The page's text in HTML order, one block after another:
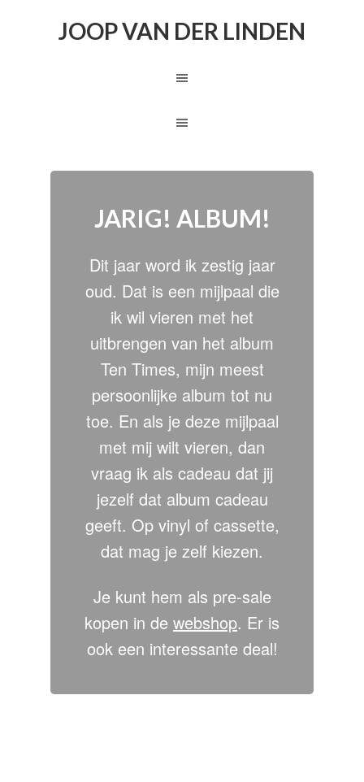
JOOP VAN DER LINDEN
JARIG! ALBUM!
Dit jaar word ik zestig jaar
oud. Dat is een mijlpaal die
ik wil vieren met het
uitbrengen van het album
Ten Times, mijn meest
persoonlijke album tot nu
toe. En als je deze mijlpaal
met mij wilt vieren, dan
vraag ik als cadeau dat jij
jezelf dat album cadeau
geeft. Op vinyl of cassette,
dat mag je zelf kiezen.
Je kunt hem als pre-sale
kopen in de webshop. Er is
ook een interessante deal!